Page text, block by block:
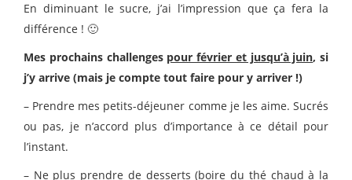
En diminuant le sucre, j’ai l’impression que ça fera la
différence ! 🙂
Mes prochains challenges pour février et jusqu’à juin, si
j’y arrive (mais je compte tout faire pour y arriver !)
– Prendre mes petits-déjeuner comme je les aime. Sucrés
ou pas, je n’accord plus d’importance à ce détail pour
l’instant.
– Ne plus prendre de desserts (boire du thé chaud à la